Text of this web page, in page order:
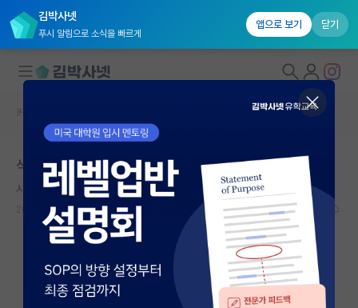
김박사넷
푸시 알림으로 소식을 빠르게
앱으로 보기 닫기
대학원생 모집
국내대학원 정보
연구실&오픈랩
커뮤니티
커뮤니티 홈
전체글보기
커뮤니티 홈
석사 ist - 박사 지방 사립대는 뭘까요...
시끄러운 가브리엘 마르케스
2024.08.14 8 1701